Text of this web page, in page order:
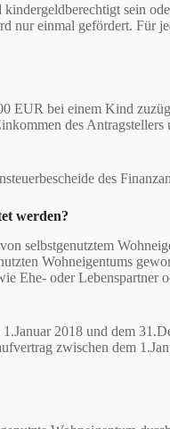
sein
nur einmal gefördert. Für
EUR bei einem Kind
des
des
werden?
selbstgenutztem
Wohneigentums
Ehe- oder Lebenspartner
2018 und dem
zwischen dem